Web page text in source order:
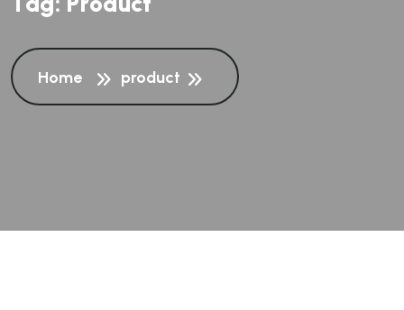
Home product